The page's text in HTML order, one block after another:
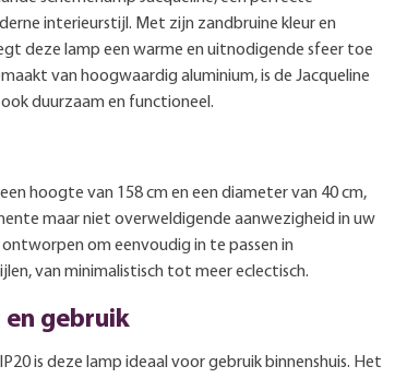
interieurstijl. Met zijn zandbruine kleur en
deze lamp een warme en uitnodigende sfeer toe
van hoogwaardig aluminium, is de Jacqueline
duurzaam en functioneel.
hoogte van 158 cm en een diameter van 40 cm,
maar niet overweldigende aanwezigheid in uw
om eenvoudig in te passen in
van minimalistisch tot meer eclectisch.
gebruik
is deze lamp ideaal voor gebruik binnenshuis. Het